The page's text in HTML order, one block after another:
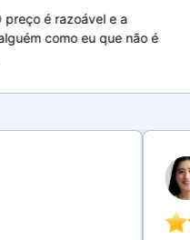
é razoável e a
como eu que não é